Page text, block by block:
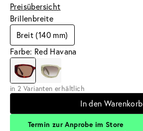
Preisübersicht
Brillenbreite
Breit (140 mm)
Farbe: Red Havana
in 2 Varianten erhältlich
In den Warenkorb
Termin zur Anprobe im Store